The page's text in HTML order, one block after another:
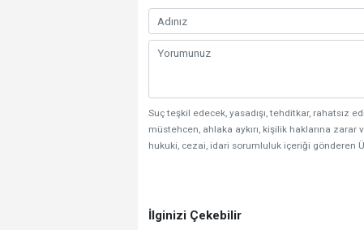
Suç teşkil edecek, yasadışı, tehditkar, rahatsız
müstehcen, ahlaka aykırı, kişilik haklarına
hukuki, cezai, idari sorumluluk içeriği gönderen
İlginizi Çekebilir